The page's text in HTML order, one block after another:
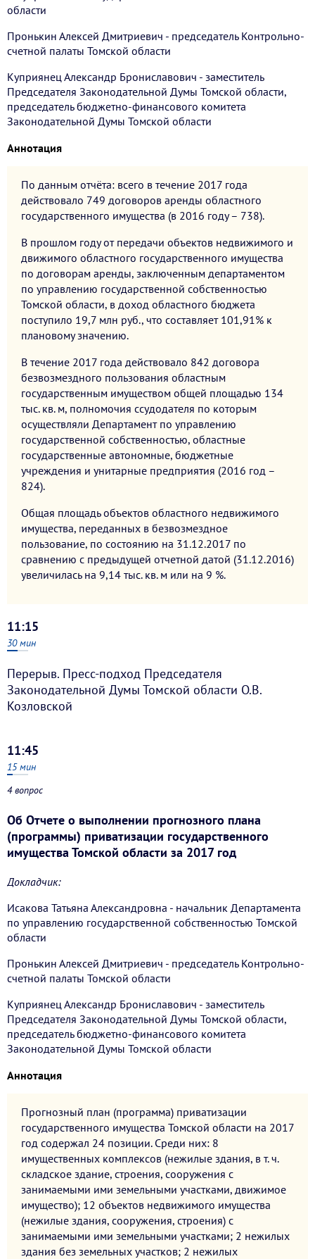
области
Пронькин Алексей Дмитриевич - председатель Контрольно-
счетной палаты Томской области
Куприянец Александр Брониславович - заместитель
Председателя Законодательной Думы Томской области,
председатель бюджетно-финансового комитета
Законодательной Думы Томской области
Аннотация
По данным отчёта: всего в течение 2017 года
действовало 749 договоров аренды областного
государственного имущества (в 2016 году – 738).
В прошлом году от передачи объектов недвижимого и
движимого областного государственного имущества
по договорам аренды, заключенным департаментом
по управлению государственной собственностью
Томской области, в доход областного бюджета
поступило 19,7 млн руб., что составляет 101,91% к
плановому значению.
В течение 2017 года действовало 842 договора
безвозмездного пользования областным
государственным имуществом общей площадью 134
тыс. кв. м, полномочия ссудодателя по которым
осуществляли Департамент по управлению
государственной собственностью, областные
государственные автономные, бюджетные
учреждения и унитарные предприятия (2016 год –
824).
Общая площадь объектов областного недвижимого
имущества, переданных в безвозмездное
пользование, по состоянию на 31.12.2017 по
сравнению с предыдущей отчетной датой (31.12.2016)
увеличилась на 9,14 тыс. кв. м или на 9 %.
11:15
30мин
Перерыв. Пресс-подход Председателя
Законодательной Думы Томской области О.В.
Козловской
11:45
15мин
4 вопрос
Об Отчете о выполнении прогнозного плана
(программы) приватизации государственного
имущества Томской области за 2017 год
Докладчик:
Исакова Татьяна Александровна - начальник Департамента
по управлению государственной собственностью Томской
области
Пронькин Алексей Дмитриевич - председатель Контрольно-
счетной палаты Томской области
Куприянец Александр Брониславович - заместитель
Председателя Законодательной Думы Томской области,
председатель бюджетно-финансового комитета
Законодательной Думы Томской области
Аннотация
Прогнозный план (программа) приватизации
государственного имущества Томской области на 2017
год содержал 24 позиции. Среди них: 8
имущественных комплексов (нежилые здания, в т. ч.
складское здание, строения, сооружения с
занимаемыми ими земельными участками, движимое
имущество); 12 объектов недвижимого имущества
(нежилые здания, сооружения, строения) с
занимаемыми ими земельными участками; 2 нежилых
здания без земельных участков; 2 нежилых